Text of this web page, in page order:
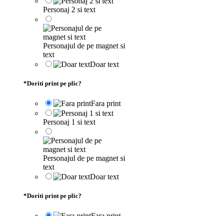
Personaj 2 si text
Personajul de pe magnet si
text
Doar text
*Doriti print pe plic?
Fara print
Personaj 1 si text
Personajul de pe magnet si
text
Doar text
*Doriti print pe plic?